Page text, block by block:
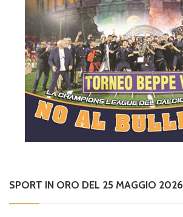
SPORT IN ORO DEL 25 MAGGIO 2026